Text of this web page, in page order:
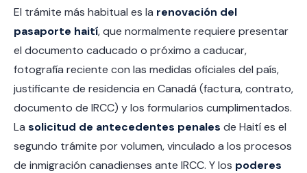
El trámite más habitual es la renovación del
pasaporte haití, que normalmente requiere presentar
el documento caducado o próximo a caducar,
fotografía reciente con las medidas oficiales del país,
justificante de residencia en Canadá (factura, contrato,
documento de IRCC) y los formularios cumplimentados.
La solicitud de antecedentes penales de Haití es el
segundo trámite por volumen, vinculado a los procesos
de inmigración canadienses ante IRCC. Y los poderes